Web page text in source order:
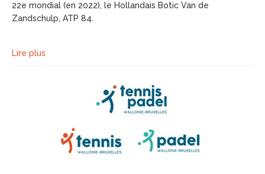
22e mondial (en 2022), le Hollandais Botic Van de
Zandschulp, ATP 84.
Lire plus